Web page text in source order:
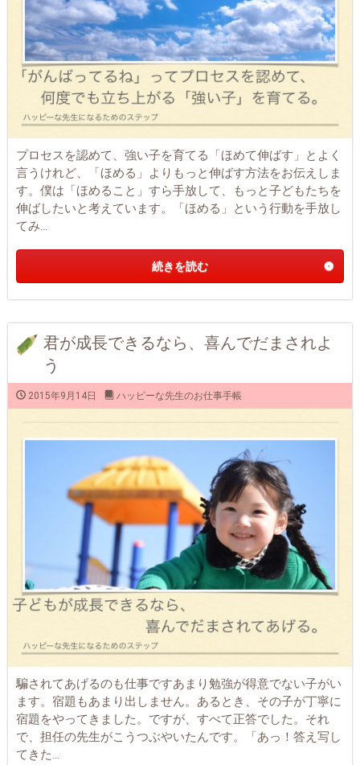
プロセスを認めて、強い子を育てる「ほめて伸ばす」とよく
言うけれど、「ほめる」よりもっと伸ばす方法をお伝えしま
す。僕は「ほめること」すら手放して、もっと子どもたちを
伸ばしたいと考えています。「ほめる」という行動を手放し
てみ...
続きを読む
君が成長できるなら、喜んでだまされよ
う
2015年9月14日 ハッピーな先生のお仕事手帳
騙されてあげるのも仕事ですあまり勉強が得意でない子がい
ます。宿題もあまり出しません。あるとき、その子が丁寧に
宿題をやってきました。ですが、すべて正答でした。それ
で、担任の先生がこうつぶやいたんです。「あっ！答え写し
てきた...